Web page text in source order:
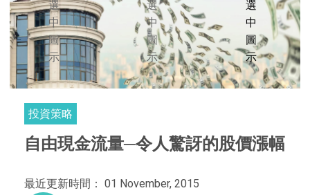
投資策略
自由現金流量─令人驚訝的股價漲幅
最近更新時間： 01 November, 2015